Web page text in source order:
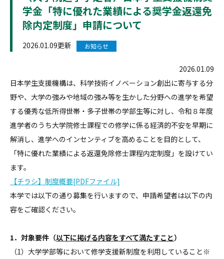
学金「特に優れた業績による奨学金返還免
除内定制度」申請について
2026.01.09更新 お知らせ
2026.01.09
日本学生支援機構は、科学技術イノベーション創出に寄与する分
野や、大学の強みや地域の強み等を生かした分野への進学を希望
する優秀な低所得世帯・多子世帯の学部生等に対し、令和８年度
進学者のうち大学院修士課程での修学に係る経済的不安を早期に
解消し、進学へのインセンティブを高めることを目的として、
「特に優れた業績による返還免除修士課程内定制度」を設けてい
ます。
【チラシ】制度概要[PDFファイル]
本学では以下の通り募集を行いますので、申請希望者は以下の内
容をご確認ください。
1．対象要件（以下に掲げる内容をすべて満たすこと）
（1）大学学部等において修学支援新制度を利用していること※